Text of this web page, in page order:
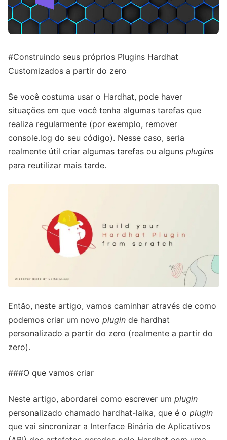
#Construindo seus próprios Plugins Hardhat
Customizados a partir do zero
Se você costuma usar o Hardhat, pode haver
situações em que você tenha algumas tarefas que
realiza regularmente (por exemplo, remover
console.log do seu código). Nesse caso, seria
realmente útil criar algumas tarefas ou alguns plugins
para reutilizar mais tarde.
Então, neste artigo, vamos caminhar através de como
podemos criar um novo plugin de hardhat
personalizado a partir do zero (realmente a partir do
zero).
###O que vamos criar
Neste artigo, abordarei como escrever um plugin
personalizado chamado hardhat-laika, que é o plugin
que vai sincronizar a Interface Binária de Aplicativos